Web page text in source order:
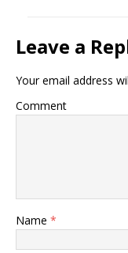
Leave a
Your email address
Comment
Name *